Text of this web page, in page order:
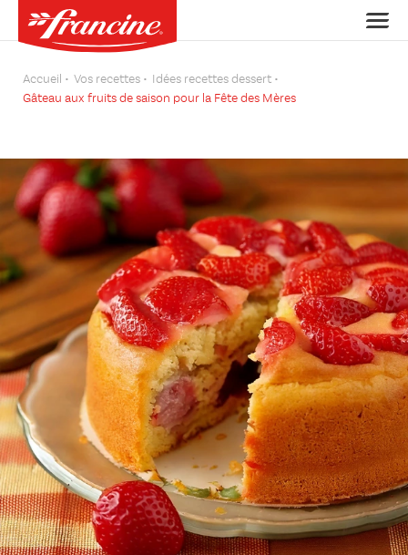
Accueil Vos recettes
Idées recettes dessert
Gâteau aux fruits de saison pour la Fête des Mères